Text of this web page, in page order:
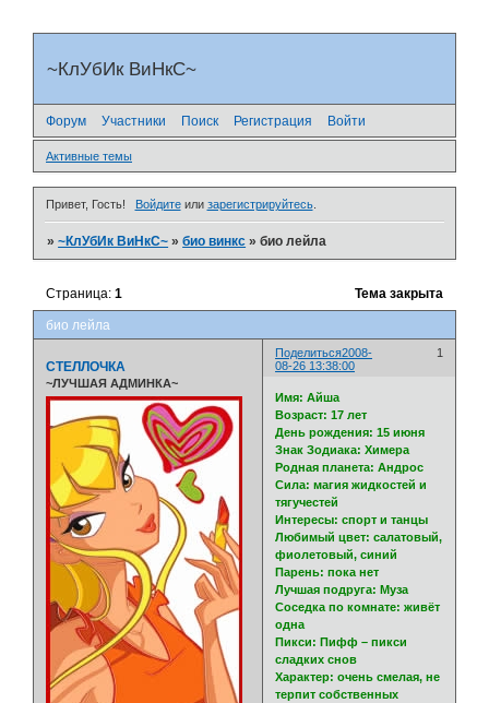
~КлУбИк ВиНкС~
Форум Участники Поиск Регистрация Войти
Активные темы
Привет, Гость! Войдитеили зарегистрируйтесь.
»~КлУбИк ВиНкС~ »био винкс »био лейла
био лейла
Страница:1 Тема закрыта
Поделиться 1
2008-
08-26 13:38:00
СТЕЛЛОЧКА
~ЛУЧШАЯ АДМИНКА~
Имя: Айша
Возраст: 17 лет
День рождения: 15 июня
Знак Зодиака: Химера
Родная планета: Андрос
Сила: магия жидкостей и
тягучестей
Интересы: спорт и танцы
Любимый цвет: салатовый,
фиолетовый, синий
Парень: пока нет
Лучшая подруга: Муза
Соседка по комнате: живёт
одна
Пикси: Пифф – пикси
сладких снов
Характер: очень смелая, не
терпит собственных